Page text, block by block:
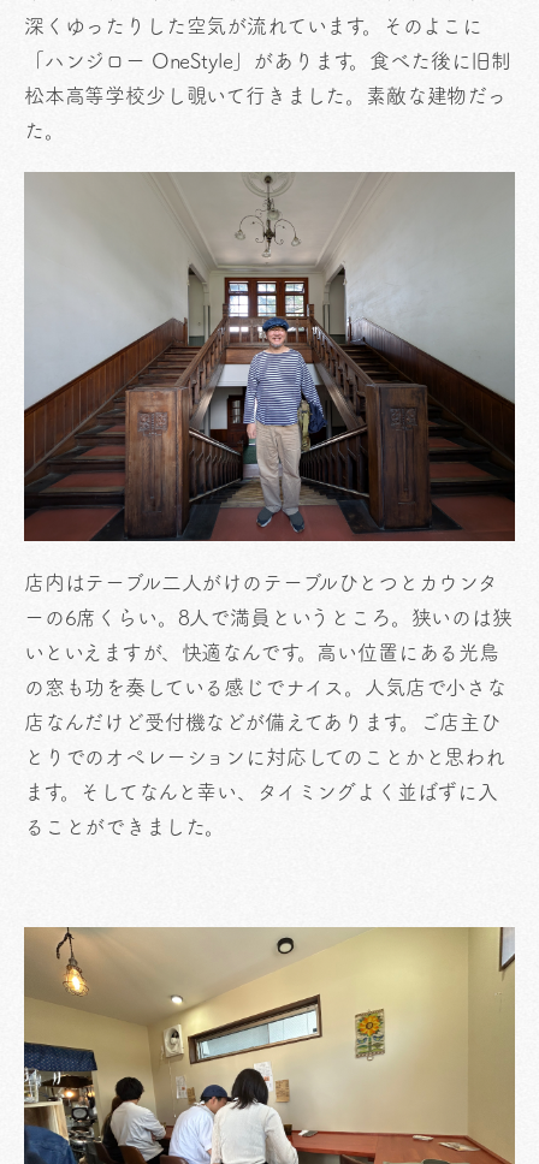
深くゆったりした空気が流れています。そのよこに
「ハンジロー OneStyle」があります。食べた後に旧制
松本高等学校少し覗いて行きました。素敵な建物だっ
た。
店内はテーブル二人がけのテーブルひとつとカウンタ
ーの6席くらい。8人で満員というところ。狭いのは狭
いといえますが、快適なんです。高い位置にある光鳥
の窓も功を奏している感じでナイス。人気店で小さな
店なんだけど受付機などが備えてあります。ご店主ひ
とりでのオペレーションに対応してのことかと思われ
ます。そしてなんと幸い、タイミングよく並ばずに入
ることができました。